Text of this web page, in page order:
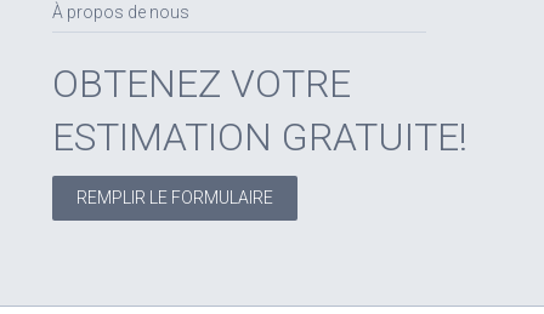
À propos de nous
OBTENEZ VOTRE
ESTIMATION GRATUITE!
REMPLIR LE FORMULAIRE